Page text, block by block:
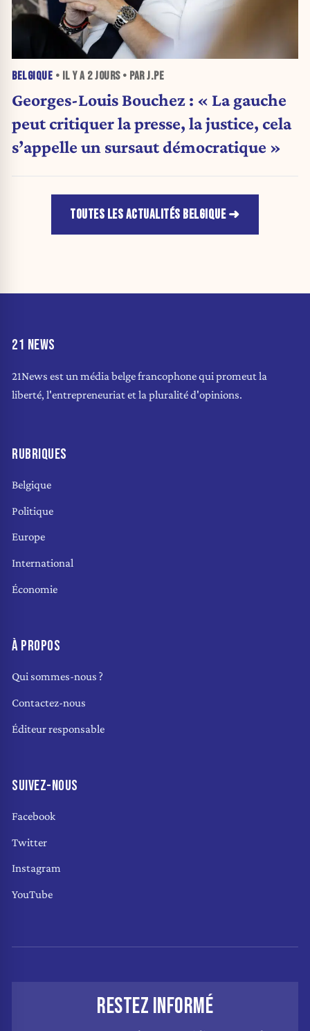
BELGIQUE • IL Y A 2 JOURS• PAR J.PE
Georges-Louis Bouchez : « La gauche
peut critiquer la presse, la justice, cela
s’appelle un sursaut démocratique »
TOUTES LES ACTUALITÉS BELGIQUE
21 NEWS
21News est un média belge francophone qui promeut la
liberté, l'entrepreneuriat et la pluralité d'opinions.
RUBRIQUES
Belgique
Politique
Europe
International
Économie
À PROPOS
Qui sommes-nous ?
Contactez-nous
Éditeur responsable
SUIVEZ-NOUS
Facebook
Twitter
Instagram
YouTube
RESTEZ INFORMÉ